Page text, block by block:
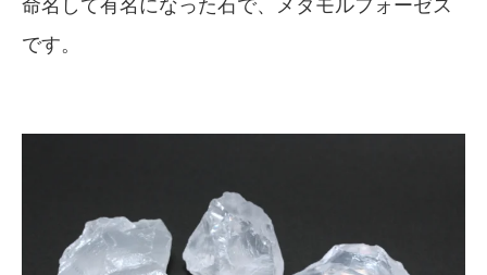
命名して有名になった石で、メタモルフォーゼス
です。